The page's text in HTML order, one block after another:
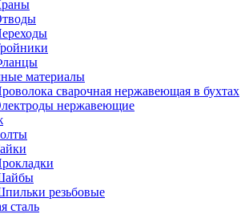
материалы
сварочная нержавеющая в бухтах
нержавеющие
резьбовые
сталь